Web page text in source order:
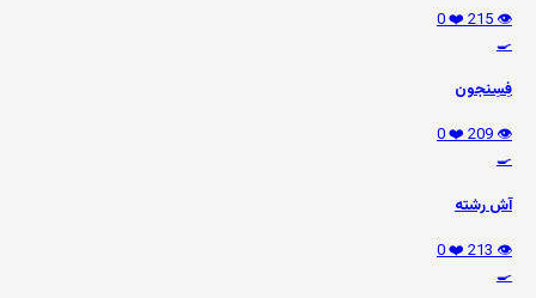
👁️ 215
❤️ 0
🍳
فِسِنجون
👁️ 209
❤️ 0
🍳
آش رشته
👁️ 213
❤️ 0
🍳